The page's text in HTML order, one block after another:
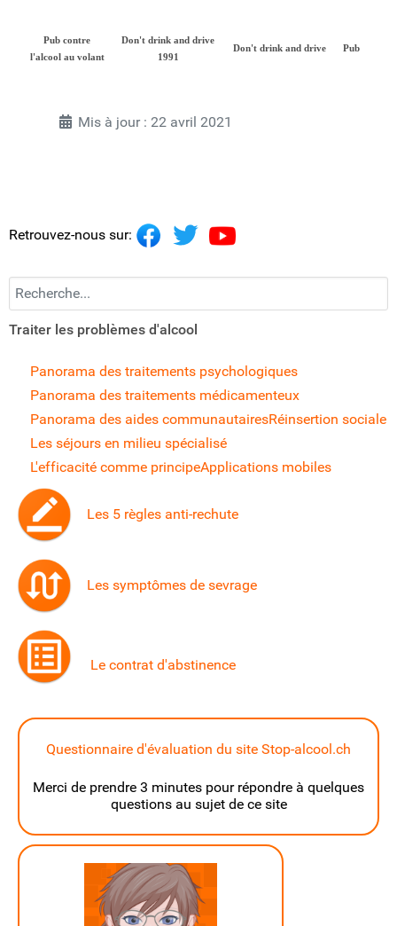
Pub contre
l'alcool au volant
Don't drink and drive
1991
Don't drink and drive Pub
Mis à jour : 22 avril 2021
Retrouvez-nous sur:
Recherchez...
Traiter les problèmes d'alcool
Panorama des traitements psychologiques
Panorama des traitements médicamenteux
Panorama des aides communautairesRéinsertion sociale
Les séjours en milieu spécialisé
L'efficacité comme principeApplications mobiles
Les 5 règles anti-rechute
Les symptômes de sevrage
Le contrat d'abstinence
Questionnaire d'évaluation du site Stop-alcool.ch
Merci de prendre 3 minutes pour répondre à quelques
questions au sujet de ce site